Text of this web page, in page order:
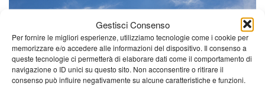
Gestisci Consenso
Per fornire le migliori esperienze, utilizziamo tecnologie come i cookie per
memorizzare e/o accedere alle informazioni del dispositivo. Il consenso a
queste tecnologie ci permetterà di elaborare dati come il comportamento di
navigazione o ID unici su questo sito. Non acconsentire o ritirare il
consenso può influire negativamente su alcune caratteristiche e funzioni.
Il tempo di questo fine
settimana. temperature ancora
ben al di sopra dei valori
stagionali